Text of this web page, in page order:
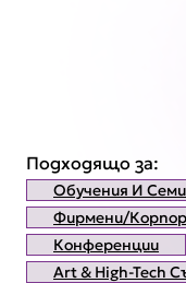
Подходящо за:
Обучения И
Фирмени/
Конференции
Art & High-Tech